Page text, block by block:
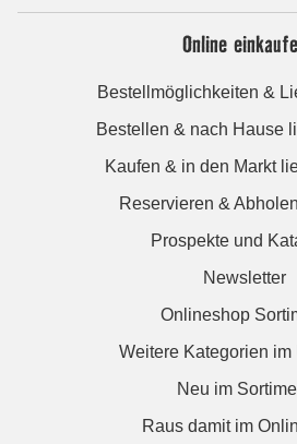
Online
Bestellmöglichkeiten &
Bestellen & nach Hause
Kaufen & in den Markt
Reservieren &
Prospekte und
Newsletter
Onlineshop
Weitere Kategorien im
Neu im
Raus damit im